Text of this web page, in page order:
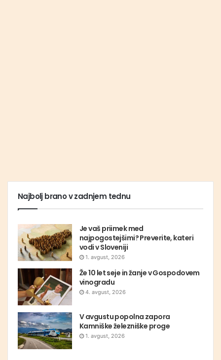
Najbolj brano v zadnjem tednu
Je vaš priimek med
najpogostejšimi? Preverite, kateri
vodi v Sloveniji
1. avgust, 2026
Že 10 let seje in žanje v Gospodovem
vinogradu
4. avgust, 2026
V avgustu popolna zapora
Kamniške železniške proge
1. avgust, 2026